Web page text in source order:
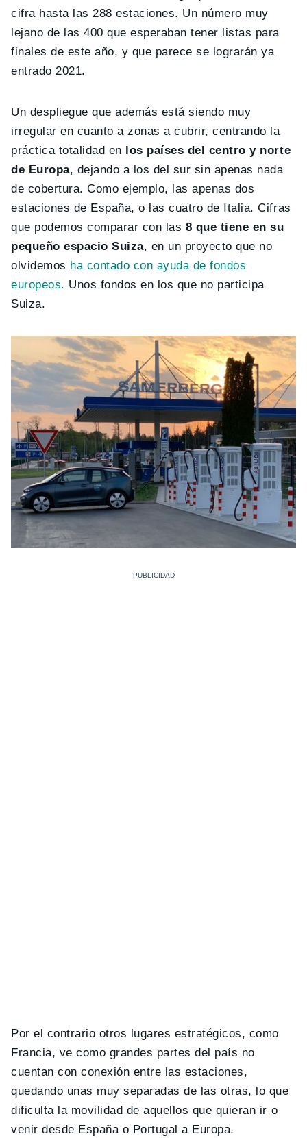
cifra hasta las 288 estaciones. Un número muy
lejano de las 400 que esperaban tener listas para
finales de este año, y que parece se lograrán ya
entrado 2021.
Un despliegue que además está siendo muy
irregular en cuanto a zonas a cubrir, centrando la
práctica totalidad en los países del centro y norte
de Europa, dejando a los del sur sin apenas nada
de cobertura. Como ejemplo, las apenas dos
estaciones de España, o las cuatro de Italia. Cifras
que podemos comparar con las 8 que tiene en su
pequeño espacio Suiza, en un proyecto que no
olvidemos ha contado con ayuda de fondos
europeos. Unos fondos en los que no participa
Suiza.
Por el contrario otros lugares estratégicos, como
Francia, ve como grandes partes del país no
cuentan con conexión entre las estaciones,
quedando unas muy separadas de las otras, lo que
dificulta la movilidad de aquellos que quieran ir o
venir desde España o Portugal a Europa.